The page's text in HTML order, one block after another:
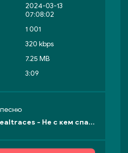
2024-03-13
07:08:02
1 001
320 kbps
7.25 MB
3:09
Fatich, Healtraces - Не с кем спать